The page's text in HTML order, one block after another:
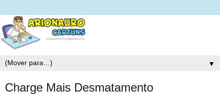
▼
Charge Mais Desmatamento